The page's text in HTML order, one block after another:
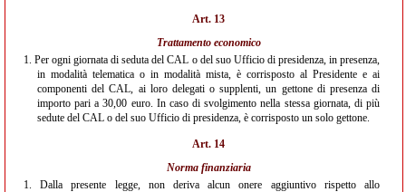
Art. 13
Trattamento economico
1. Per ogni giornata di seduta del CAL o del suo Ufficio di presidenza, in presenza,
in modalità telematica o in modalità mista, è corrisposto al Presidente e ai
componenti del CAL, ai loro delegati o supplenti, un gettone di presenza di
importo pari a 30,00 euro. In caso di svolgimento nella stessa giornata, di più
sedute del CAL o del suo Ufficio di presidenza, è corrisposto un solo gettone.
Art. 14
Norma finanziaria
1.Dalla presente legge, non deriva alcun onere aggiuntivo rispetto allo